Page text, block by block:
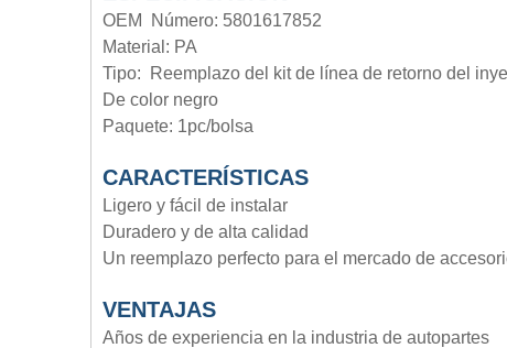
OEM Número: 5801617852
Material: PA
Tipo: Reemplazo del kit de línea de retorno del
De color negro
Paquete: 1pc/bolsa
CARACTERÍSTICAS
Ligero y fácil de instalar
Duradero y de alta calidad
Un reemplazo perfecto para el mercado de
VENTAJAS
Años de experiencia en la industria de autopartes